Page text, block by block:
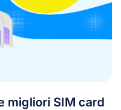
migliori SIM card